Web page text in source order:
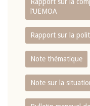
l‘UEMOA
Rapport sur la
Note thématique
Note sur la